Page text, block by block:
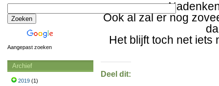
Ook al zal er nog
Het blijft toch net iets
Deel dit:
Aangepast zoeken
Archief
2019 (1)